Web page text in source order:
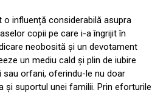
o influență considerabilă asupra
copii pe care i-a îngrijit în
neobosită și un devotament
un mediu cald și plin de iubire
sau orfani, oferindu-le nu doar
și suportul unei familii. Prin eforturile